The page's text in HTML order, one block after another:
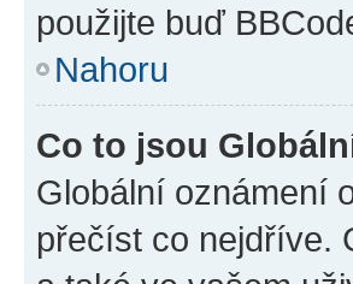
použijte buď
Nahoru
Co to jsou
Globální oznámení
přečíst co nejdříve.